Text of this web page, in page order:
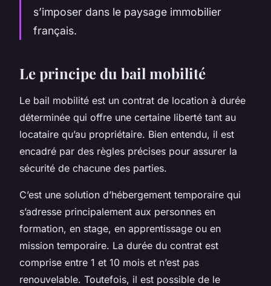
s’imposer dans le paysage immobilier
français.
Le principe du bail mobilité
Le bail mobilité est un contrat de location à durée
déterminée qui offre une certaine liberté tant au
locataire qu’au propriétaire. Bien entendu, il est
encadré par des règles précises pour assurer la
sécurité de chacune des parties.
C’est une solution d’hébergement temporaire qui
s’adresse principalement aux personnes en
formation, en stage, en apprentissage ou en
mission temporaire. La durée du contrat est
comprise entre 1 et 10 mois et n’est pas
renouvelable. Toutefois, il est possible de le